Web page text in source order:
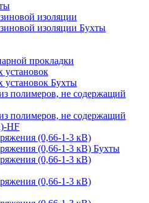
изоляции
изоляции Бухты
прокладки
установок
установок Бухты
полимеров, не содержащий
полимеров, не содержащий
HF
(0,66-1-3 кВ)
(0,66-1-3 кВ) Бухты
(0,66-1-3 кВ)
(0,66-1-3 кВ)